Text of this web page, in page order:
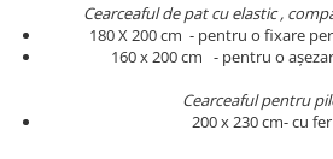
Persoane
Set Lenjerie Pat Blanita Iepure, 6
Piese, Cu Pilota Inclusa
Lenjerii De Pat Premium Collection
Cearceaful de pat cu elastic ,
180 X 200 cm - pentru o fixare
​​​​160 x 200 cm - pentru o
Cearceaful pentru
200 x 230 cm- cu